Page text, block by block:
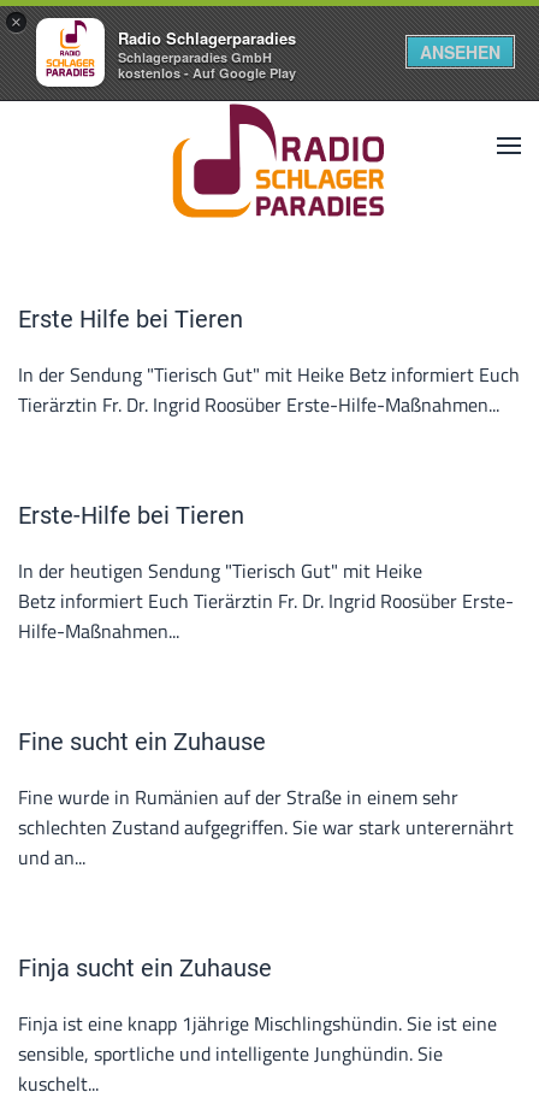
×
Radio Schlagerparadies
Schlagerparadies GmbH
kostenlos - Auf Google Play
ANSEHEN
Erste Hilfe bei Tieren
In der Sendung "Tierisch Gut" mit Heike Betz informiert Euch
Tierärztin Fr. Dr. Ingrid Roosüber Erste-Hilfe-Maßnahmen...
Erste-Hilfe bei Tieren
In der heutigen Sendung "Tierisch Gut" mit Heike
Betz informiert Euch Tierärztin Fr. Dr. Ingrid Roosüber Erste-
Hilfe-Maßnahmen...
Fine sucht ein Zuhause
Fine wurde in Rumänien auf der Straße in einem sehr
schlechten Zustand aufgegriffen. Sie war stark unterernährt
und an...
Finja sucht ein Zuhause
Finja ist eine knapp 1jährige Mischlingshündin. Sie ist eine
sensible, sportliche und intelligente Junghündin. Sie
kuschelt...